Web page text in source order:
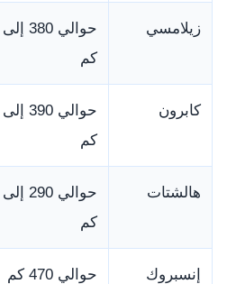
زيلامسي
كم
كابرون
كم
هالشتات
كم
إنسبروك حوالي 470 كم